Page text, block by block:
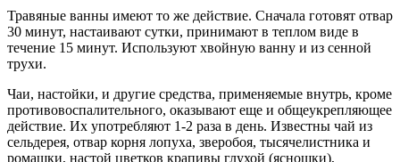
Травяные ванны имеют то же действие. Сначала готовят отвар
30 минут, настаивают сутки, принимают в теплом виде в
течение 15 минут. Используют хвойную ванну и из сенной
трухи.
Чаи, настойки, и другие средства, применяемые внутрь, кроме
противовоспалительного, оказывают еще и общеукрепляющее
действие. Их употребляют 1-2 раза в день. Известны чай из
сельдерея, отвар корня лопуха, зверобоя, тысячелистника и
ромашки, настой цветков крапивы глухой (ясношки),